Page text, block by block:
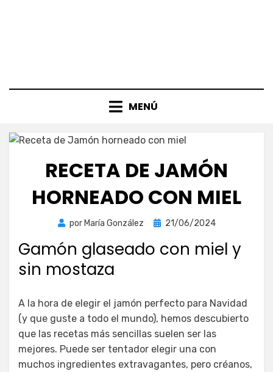
MENÚ
RECETA DE JAMÓN
HORNEADO CON MIEL
por María González
Publicada
21/06/2024
Gamón glaseado con miel y
sin mostaza
A la hora de elegir el jamón perfecto para Navidad
(y que guste a todo el mundo), hemos descubierto
que las recetas más sencillas suelen ser las
mejores. Puede ser tentador elegir una con
muchos ingredientes extravagantes, pero créanos,